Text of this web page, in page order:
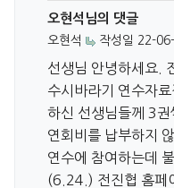
오현석님의 댓글
오현석 작성일 22-
선생님 안녕하세요.
수시바라기 연수자
하신 선생님들께 3권
연회비를 납부하지
연수에 참여하는데
(6.24.) 전진협 홈페